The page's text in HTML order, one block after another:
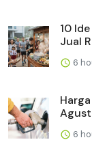
10
Jual
6
6